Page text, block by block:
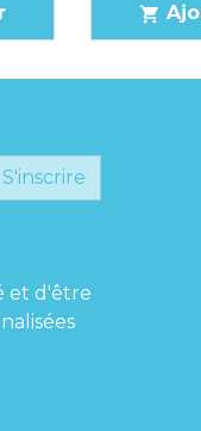
shopping_cart
S'inscrire
et d'être